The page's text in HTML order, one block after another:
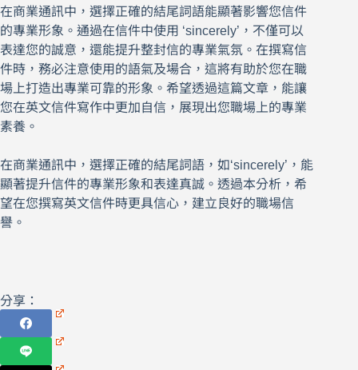
在商業通訊中，選擇正確的結尾詞語能顯著影響您信件
的專業形象。通過在信件中使用 ‘sincerely’，不僅可以
表達您的誠意，還能提升整封信的專業氣氛。在撰寫信
件時，務必注意使用的語氣及場合，這將有助於您在職
場上打造出專業可靠的形象。希望透過這篇文章，能讓
您在英文信件寫作中更加自信，展現出您職場上的專業
素養。
在商業通訊中，選擇正確的結尾詞語，如‘sincerely’，能
顯著提升信件的專業形象和表達真誠。透過本分析，希
望在您撰寫英文信件時更具信心，建立良好的職場信
譽。
分享：